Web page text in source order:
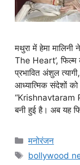
मथुरा में हेमा
The Heart’, फिल्म
प्रभावित अंशुल
आध्यात्मिक संदेशों को
“Krishnavtaram
बनी हुई है। अब यह
मनोरंजन
bollywood